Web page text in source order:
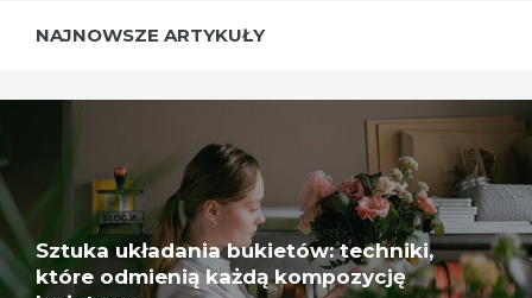
NAJNOWSZE ARTYKUŁY
Sztuka układania bukietów: techniki,
które odmienią każdą kompozycję